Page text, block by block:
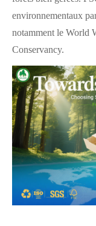
environnementaux
notamment le World
Conservancy.